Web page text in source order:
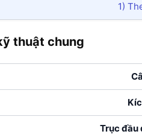
1)
thuật chung
Trục đầu